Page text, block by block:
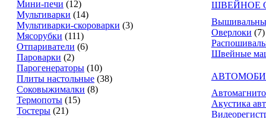
Мини-печи (12)
Мультиварки (14)
Мультиварки-скороварки (3)
Мясорубки (111)
Отпариватели (6)
Пароварки (2)
Парогенераторы (10)
Плиты настольные (38)
Соковыжималки (8)
Термопоты (15)
Тостеры (21)
ШВЕЙНОЕ
Оверлоки (7)
Швейные
Акустика